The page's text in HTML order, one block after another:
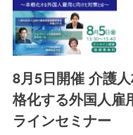
8月5日開催 介護
格化する外国人雇
ラインセミナー